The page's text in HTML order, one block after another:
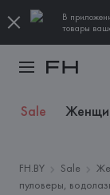
В
товары
Sale
FH.BY Sale
пуловеры,